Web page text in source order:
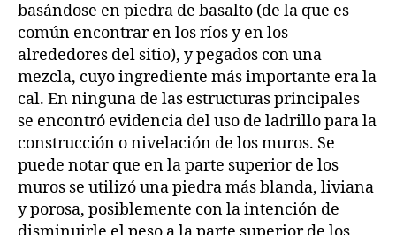
basándose en piedra de basalto (de la que es
común encontrar en los ríos y en los
alrededores del sitio), y pegados con una
mezcla, cuyo ingrediente más importante era la
cal. En ninguna de las estructuras principales
se encontró evidencia del uso de ladrillo para la
construcción o nivelación de los muros. Se
puede notar que en la parte superior de los
muros se utilizó una piedra más blanda, liviana
y porosa, posiblemente con la intención de